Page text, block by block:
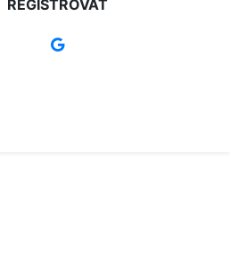
REGISTROVAŤ